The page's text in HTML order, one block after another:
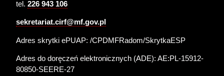
tel.226 943 106
sekretariat.cirf@mf.gov.pl
Adres skrytki ePUAP: /CPDMFRadom/SkrytkaESP
Adres do doręczeń elektronicznych (ADE):AE:PL-15912-
80850-SEERE-27